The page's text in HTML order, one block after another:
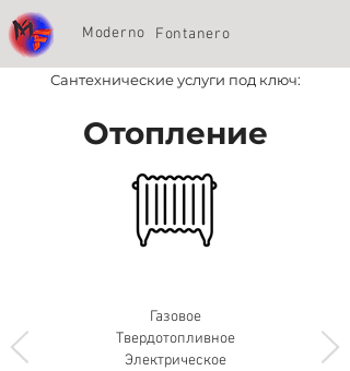
Moderno Fontanero
Сантехнические услуги под ключ:
Отопление
Газовое
Твердотопливное
Электрическое